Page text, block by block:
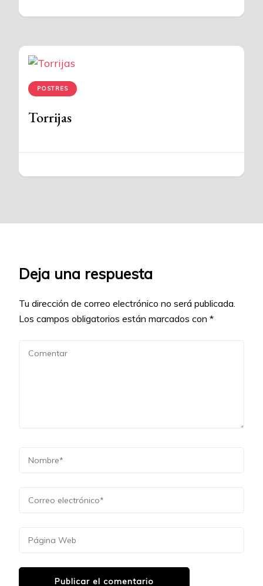
POSTRES
Torrijas
Deja una respuesta
Tu dirección de correo electrónico no será publicada.
Los campos obligatorios están marcados con *